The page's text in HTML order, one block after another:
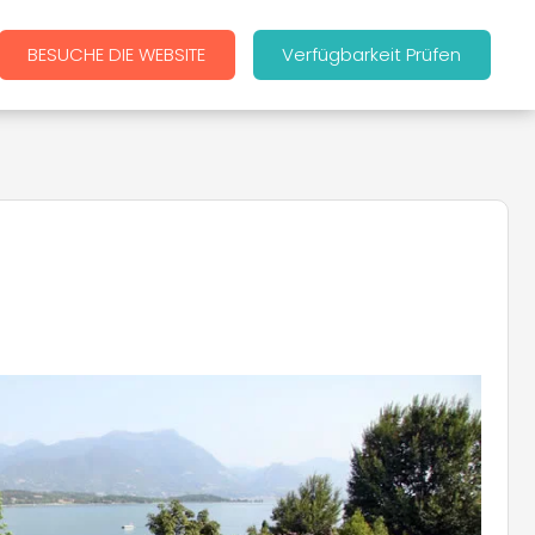
BESUCHE DIE WEBSITE Verfügbarkeit Prüfen